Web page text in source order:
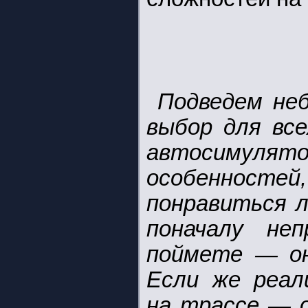
Подведем
выбор для
понравиться
поначалу
поймете —
Если же